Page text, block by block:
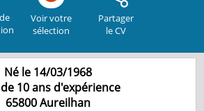
Voir votre
sélection
Partager
le CV
Né le 14/03/1968
10 ans d'expérience
65800Aureilhan